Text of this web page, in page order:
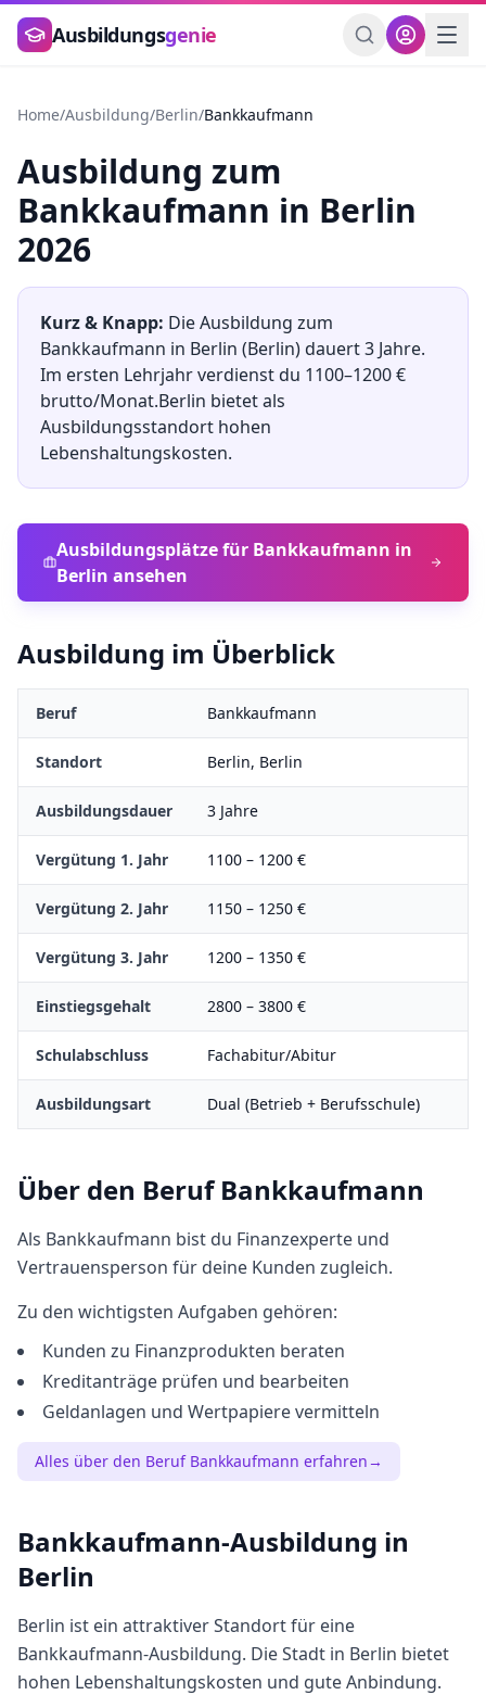
Zum Hauptinhalt springen
Ausbildungsgenie
Home/Ausbildung/Berlin/Bankkaufmann
Ausbildung zum
Bankkaufmann in Berlin
2026
Kurz & Knapp: Die Ausbildung zum
Bankkaufmann in Berlin (Berlin) dauert3 Jahre.
Im ersten Lehrjahr verdienst du 1100–1200€
brutto/Monat.Berlin bietet als
Ausbildungsstandort hohen
Lebenshaltungskosten.
Ausbildungsplätze für Bankkaufmann in
Berlin ansehen
Ausbildung im Überblick
Beruf Bankkaufmann
Standort Berlin, Berlin
Ausbildungsdauer 3 Jahre
Vergütung 1. Jahr 1100 – 1200 €
Vergütung 2. Jahr 1150 – 1250 €
Vergütung 3. Jahr 1200 – 1350 €
Einstiegsgehalt 2800 – 3800 €
Schulabschluss Fachabitur/Abitur
Ausbildungsart Dual (Betrieb + Berufsschule)
Über den BerufBankkaufmann
Als Bankkaufmann bist du Finanzexperte und
Vertrauensperson für deine Kunden zugleich.
Zu den wichtigsten Aufgaben gehören:
Kunden zu Finanzprodukten beraten
Kreditanträge prüfen und bearbeiten
Geldanlagen und Wertpapiere vermitteln
Alles über den Beruf Bankkaufmann erfahren→
Bankkaufmann-Ausbildung in
Berlin
Berlin ist ein attraktiver Standort für eine
Bankkaufmann-Ausbildung. Die Stadt in Berlin bietet
hohen Lebenshaltungskosten und gute Anbindung.